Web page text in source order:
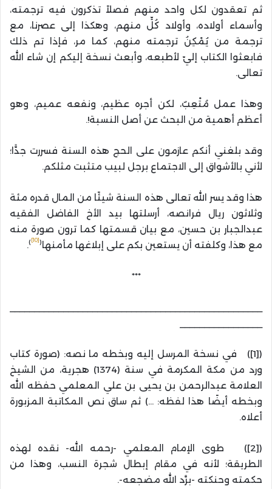
ثم تعقدون لكل واحد منهم فصلاً تذكرون فيه ترجمته،
وأسماء أولاده، وأولاد كُلٍّ منهم، وهكذا إلى عصرنا، مع
ترجمة من يُمْكِنُ ترجمته منهم، كما مر، فإذا تم ذلك
فابعثوا الكتاب إليّ لأطبعه، وأبعث نسخة إليكم إن شاء الله
تعالى.
وهذا عمل مُتْعِبٌ، لكن أجره عظيم، ونفعه عميم، وهو
أعظم أهمية من البحث عن أصل النسبة!.
وقد بلغني أنكم عازمون على الحج هذه السنة فسررت جدًّا؛
لأني بالأشواق إلى الاجتماع برجل لبيب متثبت مثلكم.
هذا وقد يسر الله تعالى هذه السنة شيئًا من المال قدره مئة
وثلاثون ريال فرانصه، أرسلتها بيد الأخ الفاضل الفقيه
عبدالجبار بن حسين، مع بيان قسمتها كما ترون صورة منه
مع هذا، وكلفته أن يستعين بكم على إبلاغها مأمنها(
[10]
)
.
***
([1]) في نسخة المرسل إليه وبخطه ما نصه: (صورة كتاب
ورد من مكة المكرمة في سنة (1374) هجرية، من الشيخ
العلامة عبدالرحمن بن يحيى بن علي المعلمي حفظه الله
وبخطه أيضًا هذا لفظه: …) ثم ساق نص المكاتبة المزبورة
أعلاه.
([2]) طوى الإمام المعلمي -رحمه الله- نقده لهذه
الطريقة؛ لأنه في مقام إبطال شجرة النسب، وهذا من
حكمته وحنكته -برَّد الله مضجعه-.